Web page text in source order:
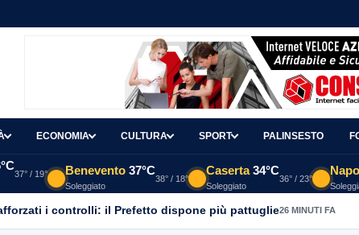
ECONOMIA CULTURA SPORT PALINSESTO
37° / 19° Benevento 37°C
Soleggiato
38° / 18°
Caserta 34°C
Soleggiato
36° / 23°
i controlli: il Prefetto dispone più pattuglie26 MINUTI FA